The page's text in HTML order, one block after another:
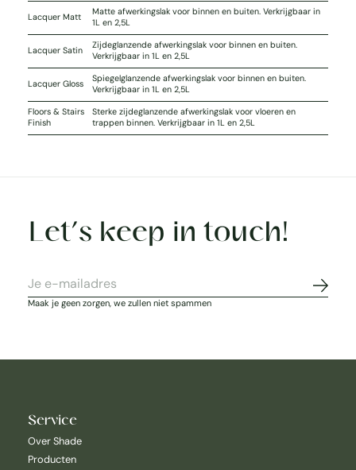
Lacquer Matt
Matte afwerkingslak voor binnen en buiten. Verkrijgbaar in
1L en 2,5L
Lacquer Satin
Zijdeglanzende afwerkingslak voor binnen en buiten.
Verkrijgbaar in 1L en 2,5L
Lacquer Gloss
Spiegelglanzende afwerkingslak voor binnen en buiten.
Verkrijgbaar in 1L en 2,5L
Floors & Stairs
Finish
Sterke zijdeglanzende afwerkingslak voor vloeren en
trappen binnen. Verkrijgbaar in 1L en 2,5L
Let’s keep in touch!
Maak je geen zorgen, we zullen niet spammen
Service
Over Shade
Producten